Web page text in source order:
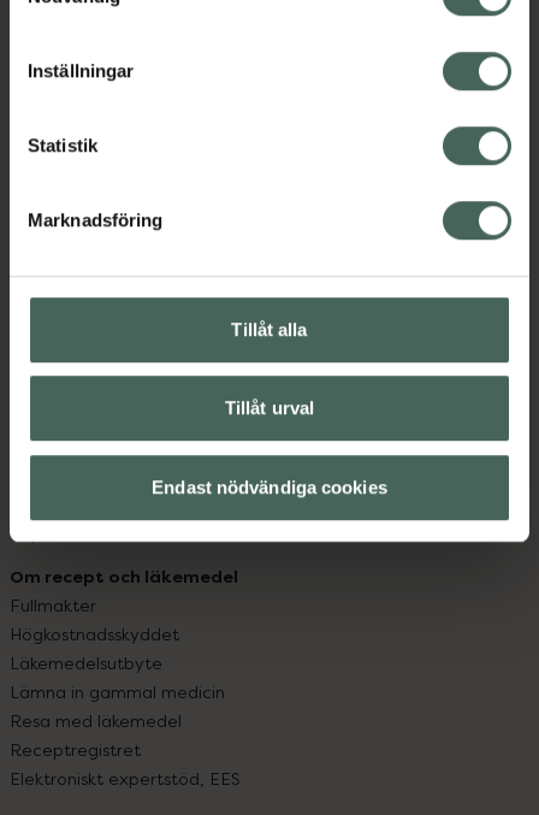
cookieinställningar. Ett återkallat samtycke påverkar inte
lagligheten av behandling som skett innan återkallelsen.
Inställningar
Statistik
Marknadsföring
Tillåt alla
Tillåt urval
Endast nödvändiga cookies
Kronans Apotek finns här för dig. Du hittar oss från Skåne i
datorn. Oavsett vem du är så är det vårt uppdrag att
med oss.
Kundservice
Kontakta oss
Hitta apotek
Leverans, betalning och retur
Kundklubb
Köpvillkor
Om recept och läkemedel
Fullmakter
Högkostnadsskyddet
Läkemedelsutbyte
Lämna in gammal medicin
Resa med läkemedel
Receptregistret
Elektroniskt expertstöd, EES